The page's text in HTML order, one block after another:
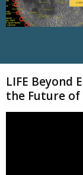
LIFE Beyond
the Future